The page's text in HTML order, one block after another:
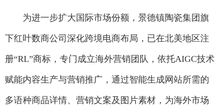
为进一步扩大国际市场份额，景德镇陶瓷集团旗
下红叶数商公司深化跨境电商布局，已在北美地区注
册“RL”商标，专门成立海外营销团队，依托AIGC技术
赋能内容生产与营销推广，通过智能生成网站所需的
多语种商品详情、营销文案及图片素材，为海外市场